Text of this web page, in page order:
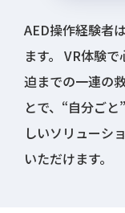
AED操作経験者
ます。 VR体験
迫までの一連の
とで、“自分ご
しいソリューシ
いただけます。